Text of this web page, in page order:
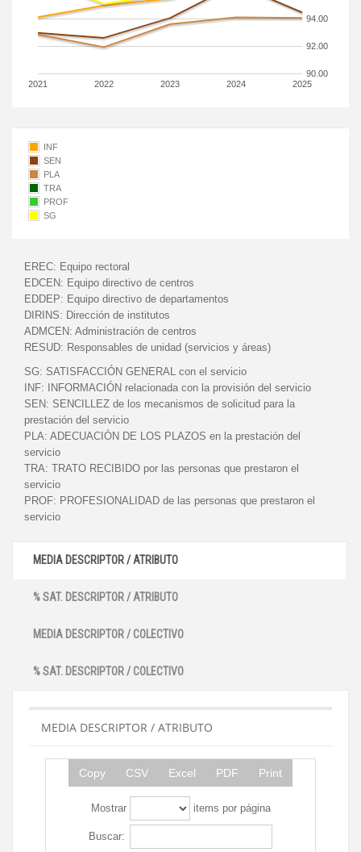
2021 2022 2023 2024 2025
90.00
92.00
94.00
INF
SEN
PLA
TRA
PROF
SG
EREC: Equipo rectoral
EDCEN: Equipo directivo de centros
EDDEP: Equipo directivo de departamentos
DIRINS: Dirección de institutos
ADMCEN: Administración de centros
RESUD: Responsables de unidad (servicios y áreas)
SG: SATISFACCIÓN GENERAL con el servicio
INF:
INFORMACIÓN relacionada con la provisión del servicio
SEN: SENCILLEZ de los mecanismos de solicitud para la
prestación del servicio
PLA: ADECUACIÓN DE LOS PLAZOS en la prestación del
servicio
TRA: TRATO RECIBIDO por las personas que prestaron el
servicio
PROF: PROFESIONALIDAD de las personas que prestaron el
servicio
MEDIA DESCRIPTOR / ATRIBUTO
% SAT. DESCRIPTOR / ATRIBUTO
MEDIA DESCRIPTOR / COLECTIVO
% SAT. DESCRIPTOR / COLECTIVO
MEDIA DESCRIPTOR / ATRIBUTO
Copy CSV Excel PDF Print
Mostrar items por página
Buscar: